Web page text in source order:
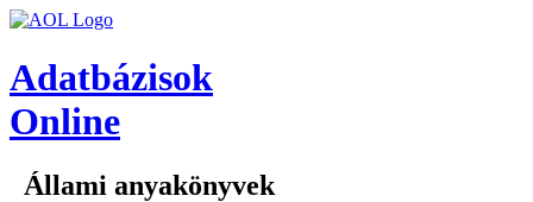
Adatbázisok
Online
Állami anyakönyvek